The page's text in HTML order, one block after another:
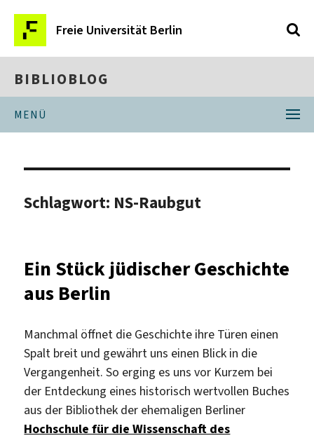
Freie Universität Berlin
BIBLIOBLOG
MENÜ
Schlagwort: NS-Raubgut
Ein Stück jüdischer Geschichte
aus Berlin
Manchmal öffnet die Geschichte ihre Türen einen
Spalt breit und gewährt uns einen Blick in die
Vergangenheit. So erging es uns vor Kurzem bei
der Entdeckung eines historisch wertvollen Buches
aus der Bibliothek der ehemaligen Berliner
Hochschule für die Wissenschaft des